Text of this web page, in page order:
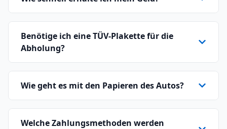
Benötige ich eine TÜV-Plakette für die
Abholung?
Wie geht es mit den Papieren des Autos?
Welche Zahlungsmethoden werden